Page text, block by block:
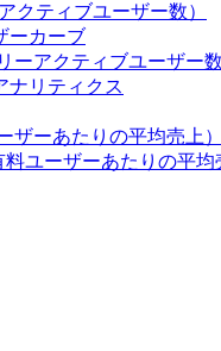
クティブユーザー数）
ーカーブ
ーアクティブユーザー数
ナリティクス
ザーあたりの平均売上）
料ユーザーあたりの平均